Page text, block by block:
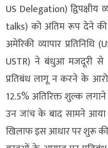
US Delegation) द्विपक्षीय
talks) को अंतिम रूप देने की
अमेरिकी व्यापार
USTR) ने बंधुआ मजदूरी से
प्रतिबंध लागू न करने के
12.5% अतिरिक्त शुल्क लगाने
उन जांच के बाद सामने
खिलाफ इस आधार पर शुरू